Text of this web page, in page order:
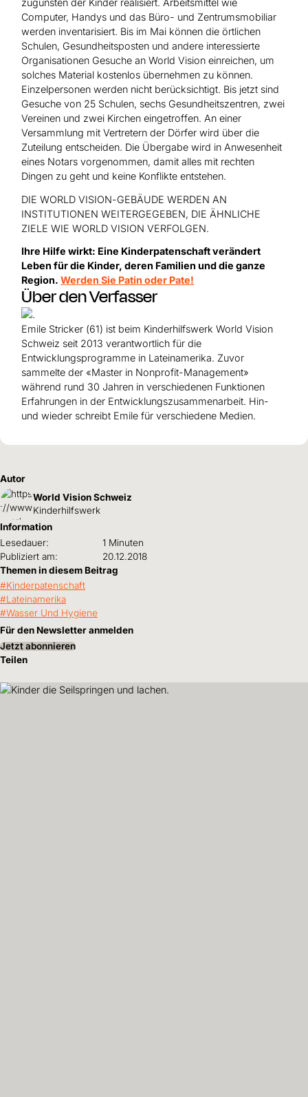
zugunsten der Kinder realisiert. Arbeitsmittel wie
Computer, Handys und das Büro- und Zentrumsmobiliar
werden inventarisiert. Bis im Mai können die örtlichen
Schulen, Gesundheitsposten und andere interessierte
Organisationen Gesuche an World Vision einreichen, um
solches Material kostenlos übernehmen zu können.
Einzelpersonen werden nicht berücksichtigt. Bis jetzt sind
Gesuche von 25 Schulen, sechs Gesundheitszentren, zwei
Vereinen und zwei Kirchen eingetroffen. An einer
Versammlung mit Vertretern der Dörfer wird über die
Zuteilung entscheiden. Die Übergabe wird in Anwesenheit
eines Notars vorgenommen, damit alles mit rechten
Dingen zu geht und keine Konflikte entstehen.
DIE WORLD VISION-GEBÄUDE WERDEN AN
INSTITUTIONEN WEITERGEGEBEN, DIE ÄHNLICHE
ZIELE WIE WORLD VISION VERFOLGEN.
Ihre Hilfe wirkt: Eine Kinderpatenschaft verändert
Leben für die Kinder, deren Familien und die ganze
Region.Werden Sie Patin oder Pate!
Über den Verfasser
Emile Stricker (61) ist beim Kinderhilfswerk World Vision
Schweiz seit 2013 verantwortlich für die
Entwicklungsprogramme in Lateinamerika. Zuvor
sammelte der «Master in Nonprofit-Management»
während rund 30 Jahren in verschiedenen Funktionen
Erfahrungen in der Entwicklungszusammenarbeit. Hin-
und wieder schreibt Emile für verschiedene Medien.
Autor
World Vision Schweiz
Kinderhilfswerk
Information
Lesedauer:
1 Minuten
Publiziert am:
20.12.2018
Themen in diesem Beitrag
Kinderpatenschaft
Lateinamerika
Wasser Und Hygiene
Für den Newsletter anmelden
Jetzt abonnieren
Teilen